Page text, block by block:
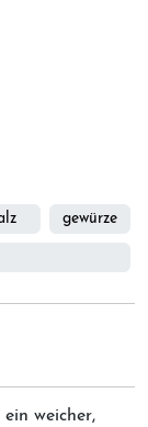
gewürze
weicher,